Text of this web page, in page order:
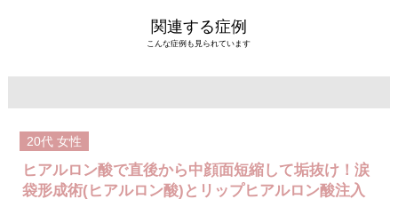
関連する症例
こんな症例も見られています
20代 女性
ヒアルロン酸で直後から中顔面短縮して垢抜け！涙
袋形成術(ヒアルロン酸)とリップヒアルロン酸注入